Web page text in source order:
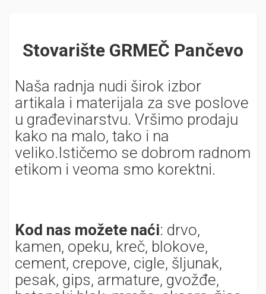
Stovarište GRMEČ Pančevo
Naša radnja nudi širok izbor
artikala i materijala za sve poslove
u građevinarstvu. Vršimo prodaju
kako na malo, tako i na
veliko.Ističemo se dobrom radnom
etikom i veoma smo korektni.
Kod nas možete naći: drvo,
kamen, opeku, kreč, blokove,
cement, crepove, cigle, šljunak,
pesak, gips, armature, gvožđe,